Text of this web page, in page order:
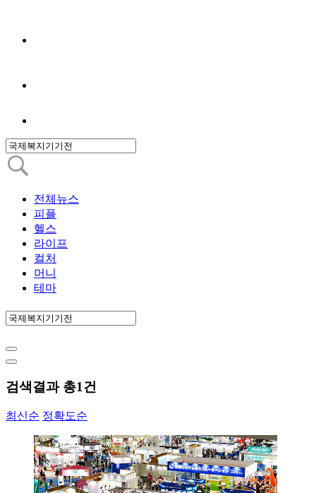
전체뉴스
피플
헬스
라이프
컬처
머니
테마
검색결과 총1건
최신순 정확도순